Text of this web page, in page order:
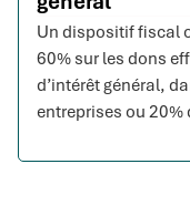
Un dispositif fiscal
60% sur les dons
d’intérêt général,
entreprises ou 20%